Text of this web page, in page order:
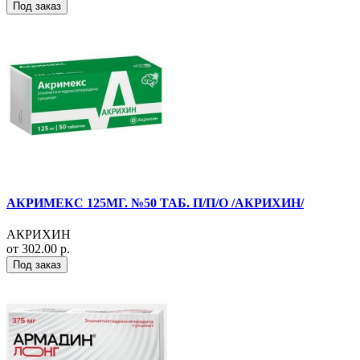
Под заказ
АКРИМЕКС 125МГ. №50 ТАБ. П/П/О /АКРИХИН/
АКРИХИН
от 302.00 р.
Под заказ